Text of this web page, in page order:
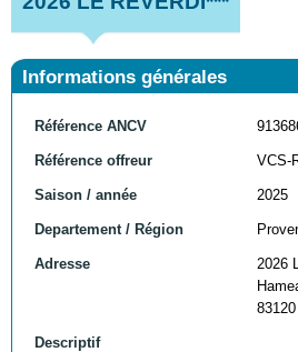
Informations générales
Référence ANCV
Référence offreur VCS-
Saison / année 2025
Departement / Région
Adresse
2026
Descriptif